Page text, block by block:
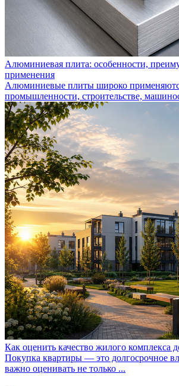
Алюминиевая плита: особенности,
применения
Алюминиевые плиты широко
промышленности, строительстве,
Как оценить качество жилого комплекса
Покупка квартиры — это долгосрочное
важно оценивать не только ...